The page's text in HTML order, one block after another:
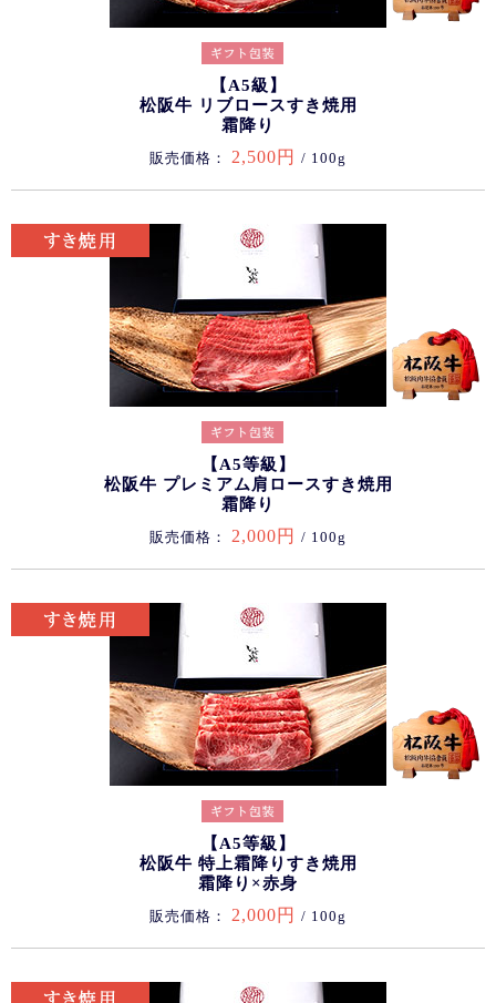
【A5級】
松阪牛 リブロースすき焼用
霜降り
販売価格： 2,500円 / 100g
【A5等級】
松阪牛 プレミアム肩ロースすき焼用
霜降り
販売価格： 2,000円 / 100g
【A5等級】
松阪牛 特上霜降りすき焼用
霜降り×赤身
販売価格： 2,000円 / 100g